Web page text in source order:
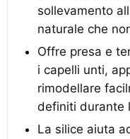
sollevamento
naturale che
Offre presa e
i capelli unti,
rimodellare
definiti durante
La silice aiuta